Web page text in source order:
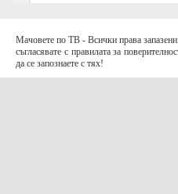
Мачовете по ТВ - Всички права
съгласявате с правилата за
да се запознаете с тях!